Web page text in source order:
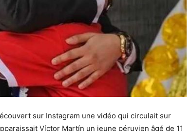
sur Instagram une vidéo qui circulait sur
Víctor Martín un jeune péruvien âgé de 11